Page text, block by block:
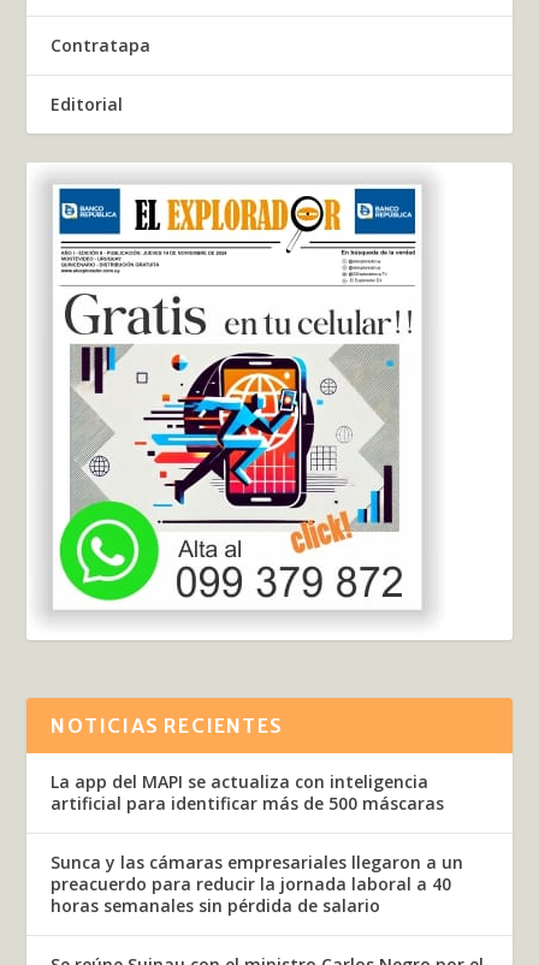
Contratapa
Editorial
NOTICIAS RECIENTES
La app del MAPI se actualiza con inteligencia
artificial para identificar más de 500 máscaras
Sunca y las cámaras empresariales llegaron a un
preacuerdo para reducir la jornada laboral a 40
horas semanales sin pérdida de salario